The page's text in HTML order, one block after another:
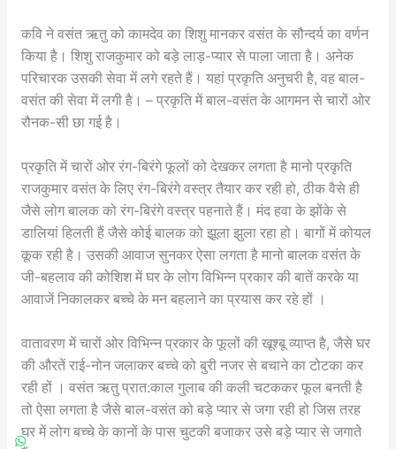
कवि ने वसंत ऋतु को कामदेव का शिशु मानकर वसंत के सौन्दर्य का वर्णन
किया है। शिशु राजकुमार को बड़े लाड़-प्यार से पाला जाता है। अनेक
परिचारक उसकी सेवा में लगे रहते हैं। यहां प्रकृति अनुचरी है, वह बाल-
वसंत की सेवा में लगी है। – प्रकृति में बाल-वसंत के आगमन से चारों ओर
रौनक-सी छा गई है।
प्रकृति में चारों ओर रंग-बिरंगे फूलों को देखकर लगता है मानो प्रकृति
राजकुमार वसंत के लिए रंग-बिरंगे वस्त्र तैयार कर रही हो, ठीक वैसे ही
जैसे लोग बालक को रंग-बिरंगे वस्त्र पहनाते हैं। मंद हवा के झोंके से
डालियां हिलती हैं जैसे कोई बालक को झूला झुला रहा हो। बागों में कोयल
कूक रही है। उसकी आवाज सुनकर ऐसा लगता है मानो बालक वसंत के
जी-बहलाव की कोशिश में घर के लोग विभिन्न प्रकार की बातें करके या
आवाजें निकालकर बच्चे के मन बहलाने का प्रयास कर रहे हों ।
वातावरण में चारों ओर विभिन्न प्रकार के फूलों की खूश्बू व्याप्त है, जैसे घर
की औरतें राई-नोन जलाकर बच्चे को बुरी नजर से बचाने का टोटका कर
रही हों । वसंत ऋतु प्रात:काल गुलाब की कली चटककर फूल बनती है
तो ऐसा लगता है जैसे बाल-वसंत को बड़े प्यार से जगा रही हो जिस तरह
घर में लोग बच्चे के कानों के पास चुटकी बजाकर उसे बड़े प्यार से जगाते